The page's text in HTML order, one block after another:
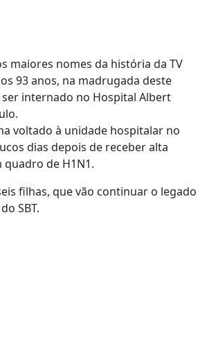
maiores nomes da história da TV
93 anos, na madrugada deste
ser internado no Hospital Albert
voltado à unidade hospitalar no
dias depois de receber alta
quadro de H1N1.
filhas, que vão continuar o legado
SBT.